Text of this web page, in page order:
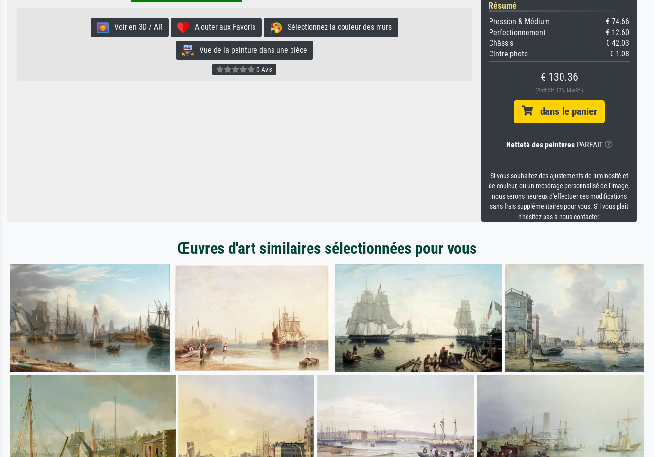
Voir en 3D / AR Ajouter aux Favoris Sélectionnez la couleur des murs
Vue de la peinture dans une pièce
0 Avis
Résumé
Pression & Médium
€ 74.66
Perfectionnement
€ 12.60
Châssis
€ 42.03
Cintre photo
€ 1.08
€ 130.36
(Enthält 17% MwSt.)
dans le panier
Netteté des peinturesPARFAIT
Si vous souhaitez des ajustements de luminosité et
de couleur, ou un recadrage personnalisé de l'image,
nous serons heureux d'effectuer ces modifications
sans frais supplémentaires pour vous. S'il vous plaît
n'hésitez pas à nous contacter.
Œuvres d'art similaires sélectionnées pour vous